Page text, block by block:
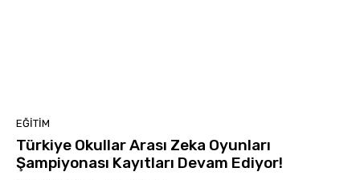
EĞITIM
Türkiye Okullar Arası Zeka Oyunları
Şampiyonası Kayıtları Devam Ediyor!